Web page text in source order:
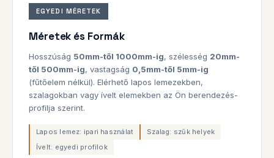
EGYEDI MÉRETEK
Méretek és Formák
Hosszúság 50mm-től 1000mm-ig, szélesség 20mm-
től 500mm-ig, vastagság 0,5mm-től 5mm-ig
(fűtőelem nélkül). Elérhető lapos lemezekben,
szalagokban vagy ívelt elemekben az Ön berendezés-
profilja szerint.
Lapos lemez: ipari használat
Szalag: szűk helyek
Ívelt: egyedi profilok